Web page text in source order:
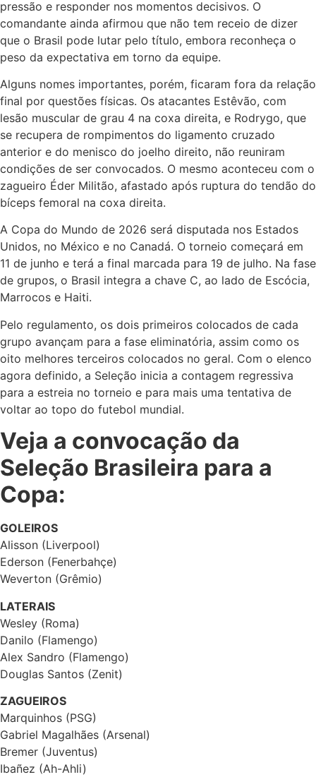
pressão e responder nos momentos decisivos. O
comandante ainda afirmou que não tem receio de dizer
que o Brasil pode lutar pelo título, embora reconheça o
peso da expectativa em torno da equipe.
Alguns nomes importantes, porém, ficaram fora da relação
final por questões físicas. Os atacantes Estêvão, com
lesão muscular de grau 4 na coxa direita, e Rodrygo, que
se recupera de rompimentos do ligamento cruzado
anterior e do menisco do joelho direito, não reuniram
condições de ser convocados. O mesmo aconteceu com o
zagueiro Éder Militão, afastado após ruptura do tendão do
bíceps femoral na coxa direita.
A Copa do Mundo de 2026 será disputada nos Estados
Unidos, no México e no Canadá. O torneio começará em
11 de junho e terá a final marcada para 19 de julho. Na fase
de grupos, o Brasil integra a chave C, ao lado de Escócia,
Marrocos e Haiti.
Pelo regulamento, os dois primeiros colocados de cada
grupo avançam para a fase eliminatória, assim como os
oito melhores terceiros colocados no geral. Com o elenco
agora definido, a Seleção inicia a contagem regressiva
para a estreia no torneio e para mais uma tentativa de
voltar ao topo do futebol mundial.
Veja a convocação da
Seleção Brasileira para a
Copa:
GOLEIROS
Alisson (Liverpool)
Ederson (Fenerbahçe)
Weverton (Grêmio)
LATERAIS
Wesley (Roma)
Danilo (Flamengo)
Alex Sandro (Flamengo)
Douglas Santos (Zenit)
ZAGUEIROS
Marquinhos (PSG)
Gabriel Magalhães (Arsenal)
Bremer (Juventus)
Ibañez (Ah-Ahli)